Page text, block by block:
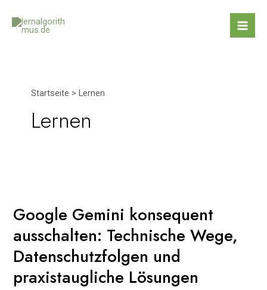
Inhalt
springen
Startseite Lernen
Lernen
Google Gemini konsequent
ausschalten: Technische Wege,
Datenschutzfolgen und
praxistaugliche Lösungen